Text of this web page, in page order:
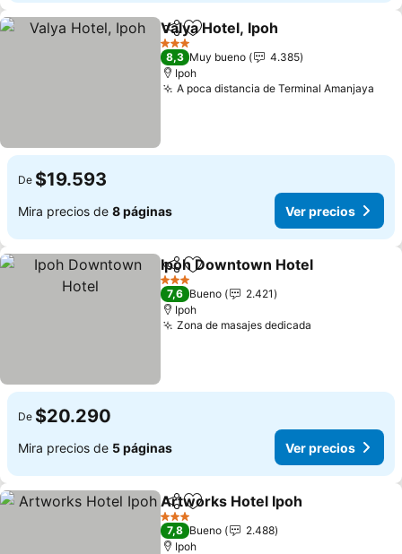
CompartirAgregar a favoritos
Valya Hotel, Ipoh
3 Estrellas
8,3 Muy bueno
4.385
Ipoh
A poca distancia de Terminal Amanjaya
De $19.593
Mira precios de 8 páginas Ver precios
CompartirAgregar a favoritos
Ipoh Downtown Hotel
3 Estrellas
7,6 Bueno
2.421
Ipoh
Zona de masajes dedicada
De $20.290
Mira precios de 5 páginas Ver precios
CompartirAgregar a favoritos
Artworks Hotel Ipoh
3 Estrellas
7,8 Bueno
2.488
Ipoh